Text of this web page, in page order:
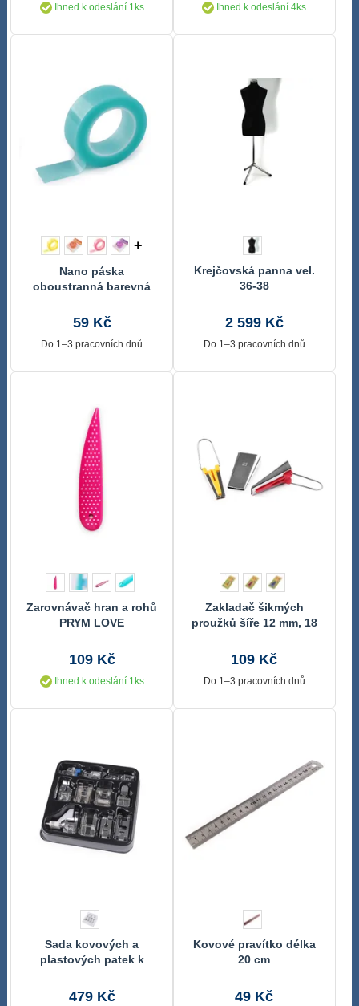
Ihned k odeslání 1ks Ihned k odeslání 4ks
+
Nano páska
oboustranná barevná
59 Kč
Do 1–3 pracovních dnů
Krejčovská panna vel.
36-38
2 599 Kč
Do 1–3 pracovních dnů
Zarovnávač hran a rohů
PRYM LOVE
109 Kč
Ihned k odeslání 1ks
Zakladač šikmých
proužků šíře 12 mm, 18
109 Kč
Do 1–3 pracovních dnů
Sada kovových a
plastových patek k
479 Kč
Kovové pravítko délka
20 cm
49 Kč